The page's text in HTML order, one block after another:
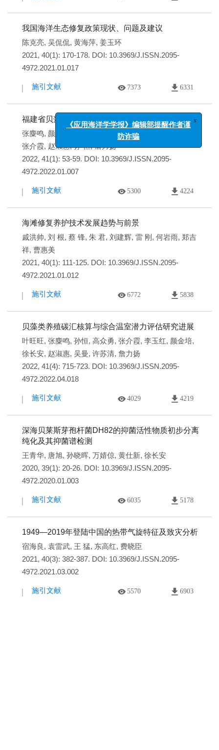
我国海洋生态修复政策现状、问题及建议
陈克亮, 吴侃侃, 黄海萍, 姜玉环
2021, 40(1): 170-178. DOI: 10.3969/J.ISSN.2095-
4972.2021.01.017
施引文献 7373 6331
福建省贝藻类养殖碳汇及其潜力评估
张麋鸣, 颜金培 ,高众勇
张介霞, 赵淑惠,孙 恒,詹力扬
2022, 41(1): 53-59. DOI: 10.3969/J.ISSN.2095-
4972.2022.01.007
施引文献 5300 4224
海滩修复养护技术发展趋势与前景
戚洪帅, 刘 根, 蔡 锋, 朱 君, 刘建辉, 雷 刚 , 何岩雨, 郑吉
祥, 曹惠美
2021, 40(1): 111-125. DOI: 10.3969/J.ISSN.2095-
4972.2021.01.012
施引文献 6772 5838
贝藻类养殖碳汇核算与综合温室潜力评估研究进展
叶旺旺, 张麋鸣, 孙恒, 高众勇, 张介霞, 李玉红, 颜金培,
徐长安, 赵淑惠, 吴曼, 许苏清, 詹力扬
2022, 41(4): 715-723. DOI: 10.3969/J.ISSN.2095-
4972.2022.04.018
施引文献 4029 4219
深海贝莱斯芽孢杆菌DH82的抑菌活性物质初步分离
纯化及其抑菌谱检测
王青华, 唐旭, 孙晓晖, 万婧倞, 黄仕新, 徐长安
2020, 39(1): 20-26. DOI: 10.3969/J.ISSN.2095-
4972.2020.01.003
施引文献 6035 5178
1949—2019年登陆中国的热带气旋特征及致灾分析
宿海良, 袁雷武, 王 猛, 东高红, 费晓臣
2021, 40(3): 382-387. DOI: 10.3969/J.ISSN.2095-
4972.2021.03.002
施引文献 5570 6903
《应用海洋学学报》编辑部提醒作者谨
防诈骗